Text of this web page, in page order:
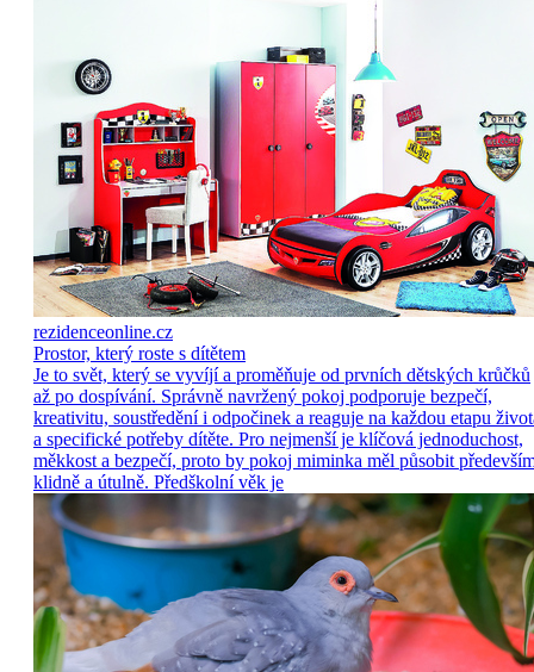
rezidenceonline.cz
Prostor, který roste s dítětem
Je to svět, který se vyvíjí a proměňuje od prvních dětských krůčků
až po dospívání. Správně navržený pokoj podporuje bezpečí,
kreativitu, soustředění i odpočinek a reaguje na každou etapu
a specifické potřeby dítěte. Pro nejmenší je klíčová jednoduchost,
měkkost a bezpečí, proto by pokoj miminka měl působit
klidně a útulně. Předškolní věk je